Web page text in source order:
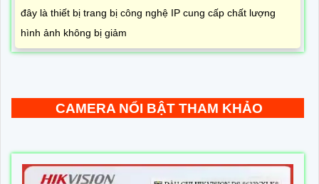
đây là thiết bị trang bị công nghệ IP cung cấp chất lượng
hình ảnh không bị giảm
CAMERA NỔI BẬT THAM KHẢO